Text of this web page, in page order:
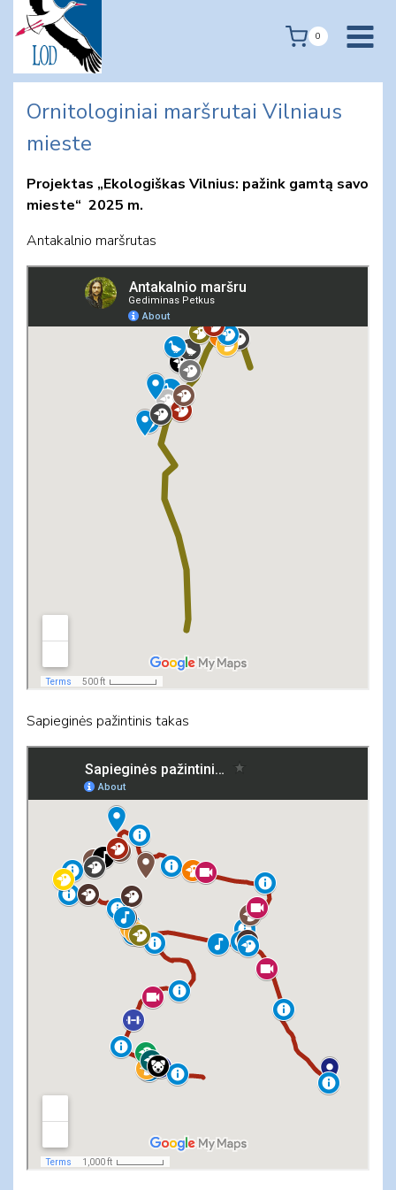
content
0
Ornitologiniai maršrutai Vilniaus
mieste
Projektas „Ekologiškas Vilnius: pažink gamtą savo
mieste“ 2025 m.
Antakalnio maršrutas
Sapieginės pažintinis takas